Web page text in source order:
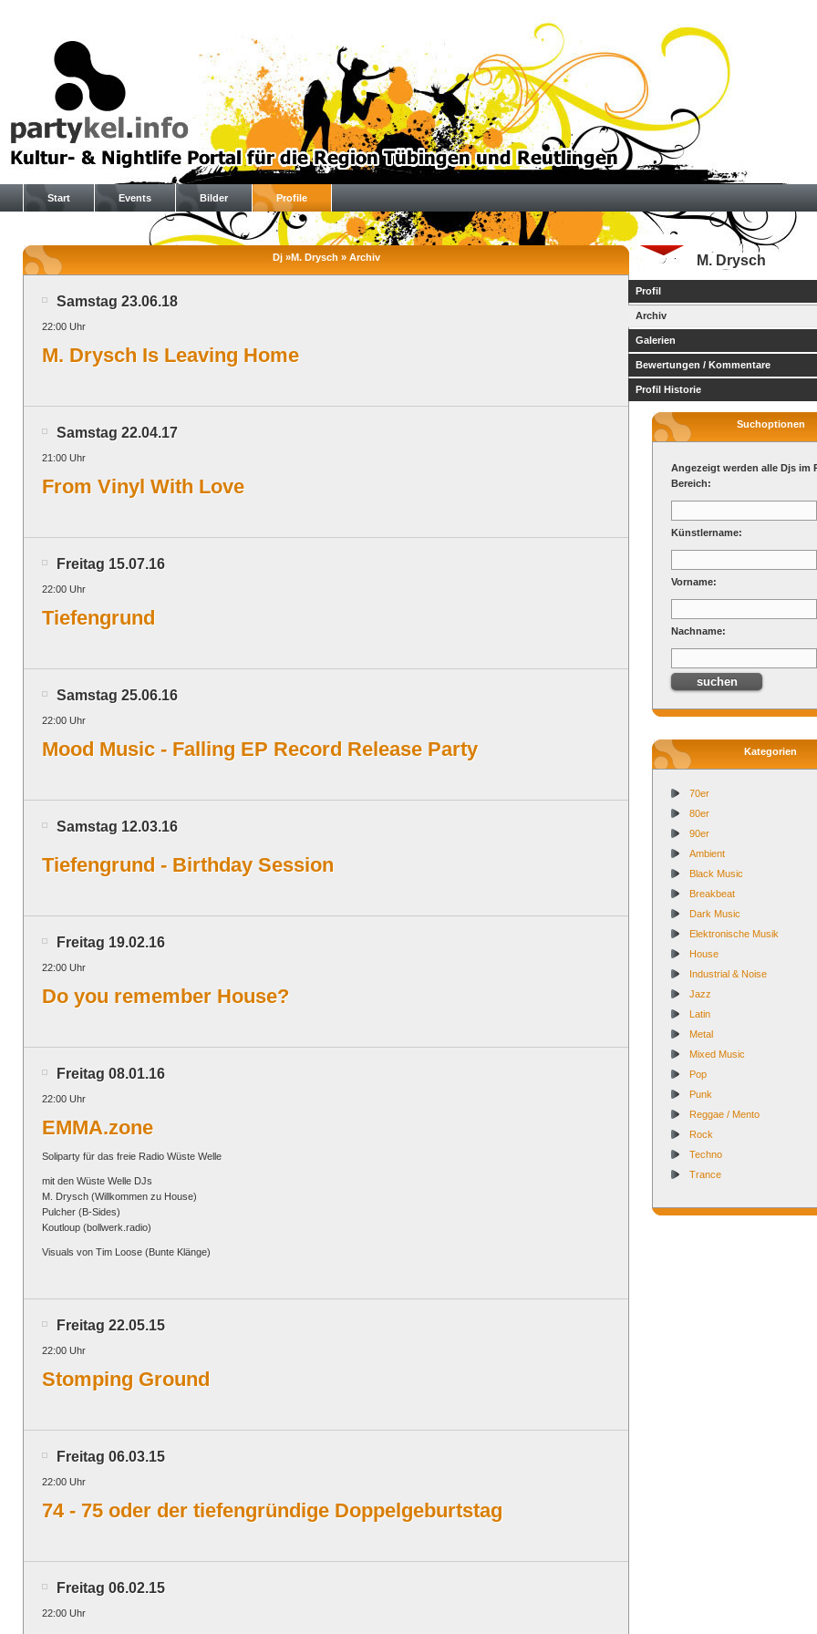
Start Events Bilder Profile
Dj »M. Drysch » Archiv
Samstag 23.06.18
22:00 Uhr
M. Drysch Is Leaving Home
Samstag 22.04.17
21:00 Uhr
From Vinyl With Love
Freitag 15.07.16
22:00 Uhr
Tiefengrund
Samstag 25.06.16
22:00 Uhr
Mood Music - Falling EP Record Release Party
Samstag 12.03.16
Tiefengrund - Birthday Session
Freitag 19.02.16
22:00 Uhr
Do you remember House?
Freitag 08.01.16
22:00 Uhr
EMMA.zone
Soliparty für das freie Radio Wüste Welle
mit den Wüste Welle DJs
M. Drysch (Willkommen zu House)
Pulcher (B-Sides)
Koutloup (bollwerk.radio)
Visuals von Tim Loose (Bunte Klänge)
Freitag 22.05.15
22:00 Uhr
Stomping Ground
Freitag 06.03.15
22:00 Uhr
74 - 75 oder der tiefengründige Doppelgeburtstag
Freitag 06.02.15
22:00 Uhr
M. Drysch
Profil
Archiv
Galerien
Bewertungen / Kommentare
Profil Historie
Suchoptionen
Angezeigt werden alle Djs im
Bereich:
Künstlername:
Vorname:
Nachname:
Kategorien
70er
80er
90er
Ambient
Black Music
Breakbeat
Dark Music
Elektronische Musik
House
Industrial & Noise
Jazz
Latin
Metal
Mixed Music
Pop
Punk
Reggae / Mento
Rock
Techno
Trance